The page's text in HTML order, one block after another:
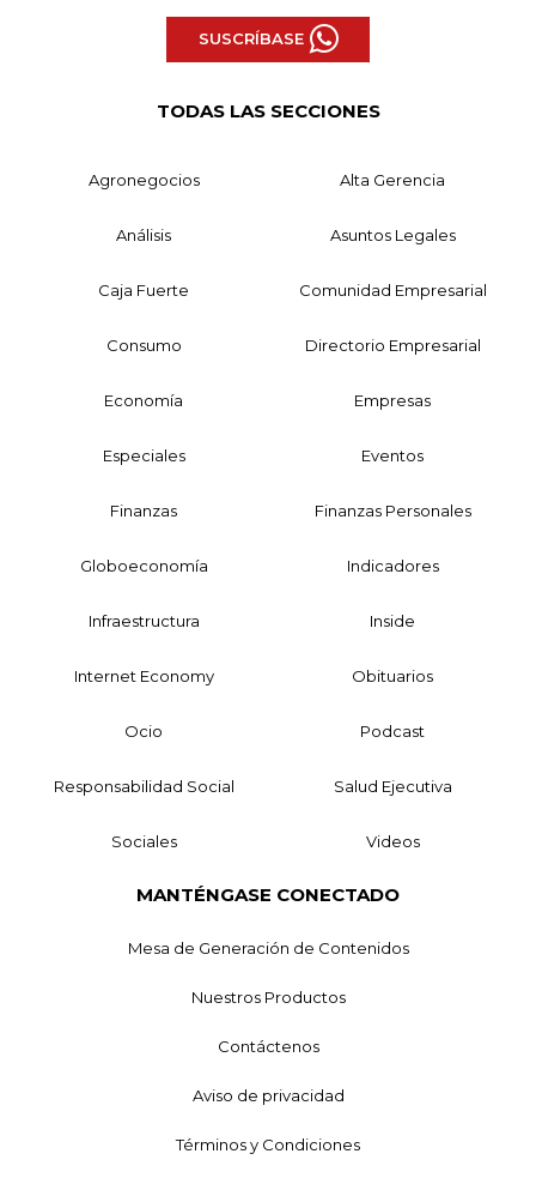
SUSCRÍBASE
TODAS LAS SECCIONES
Agronegocios Alta Gerencia
Análisis Asuntos Legales
Caja Fuerte Comunidad Empresarial
Consumo Directorio Empresarial
Economía Empresas
Especiales Eventos
Finanzas Finanzas Personales
Globoeconomía Indicadores
Infraestructura Inside
Internet Economy Obituarios
Ocio Podcast
Responsabilidad Social Salud Ejecutiva
Sociales Videos
MANTÉNGASE CONECTADO
Mesa de Generación de Contenidos
Nuestros Productos
Contáctenos
Aviso de privacidad
Términos y Condiciones